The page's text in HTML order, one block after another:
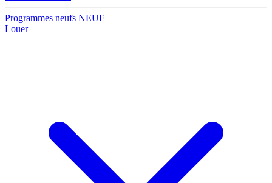
Programmes neufs NEUF
Louer